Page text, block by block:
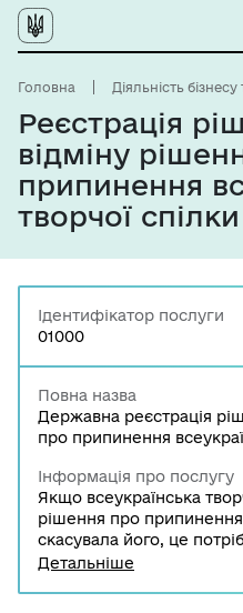
Головна Діяльність
Реєстрація
відміну
припинення
творчої спілки
Ідентифікатор послуги
01000
Повна назва
Державна реєстрація
про припинення
Інформація про послугу
Якщо всеукраїнська
рішення про припинення
скасувала його, це
державному реєстрі
Детальніше